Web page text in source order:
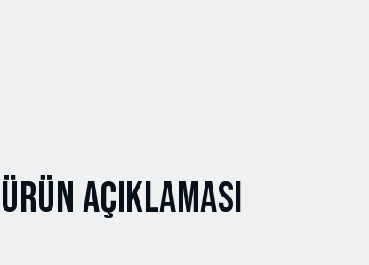
Ürün Açıklaması